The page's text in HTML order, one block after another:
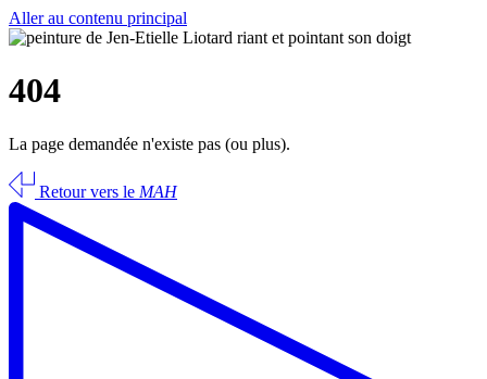
Aller au contenu principal
404
La page demandée n'existe pas (ou plus).
Retour vers le MAH